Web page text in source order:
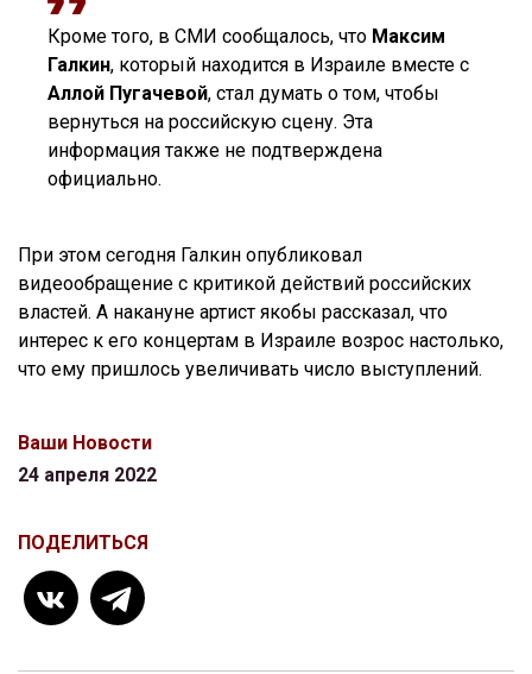
Кроме того, в СМИ сообщалось, что Максим
Галкин, который находится в Израиле вместе с
Аллой Пугачевой, стал думать о том, чтобы
вернуться на российскую сцену. Эта
информация также не подтверждена
официально.
При этом сегодня Галкин опубликовал
видеообращение с критикой действий российских
властей. А накануне артист якобы рассказал, что
интерес к его концертам в Израиле возрос настолько,
что ему пришлось увеличивать число выступлений.
Ваши Новости
24 апреля 2022
ПОДЕЛИТЬСЯ